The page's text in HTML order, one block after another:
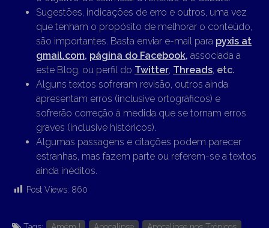
Sugestões, indicações de erro e outros, uma vez
que tenham o propósito de melhorar o conteúdo,
são importantes. Basta enviar e-mail para pyxis at
gmail.com, página do Facebook, associada a
este Blog, ou perfil do Twitter Threads etc.
Alguns textos sofreram revisão, outros ainda
apresentam erros (inclusive ortográficos) e
sofrerão correção à medida que se tornam erros
graves (inclusive históricos).
Algumas passagens e citações podem parecer
estranhas, mas fazem parte ou referem-se a textos
ainda inéditos.
Post Views: 860